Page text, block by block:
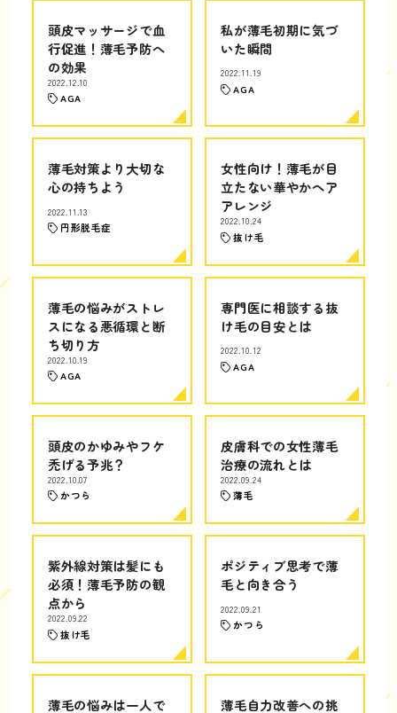
頭皮マッサージで血
行促進！薄毛予防へ
の効果
2022.12.10
AGA
私が薄毛初期に気づ
いた瞬間
2022.11.19
AGA
薄毛対策より大切な
心の持ちよう
2022.11.13
円形脱毛症
女性向け！薄毛が目
立たない華やかヘア
アレンジ
2022.10.24
抜け毛
薄毛の悩みがストレ
スになる悪循環と断
ち切り方
2022.10.19
AGA
専門医に相談する抜
け毛の目安とは
2022.10.12
AGA
頭皮のかゆみやフケ
禿げる予兆？
2022.10.07
かつら
皮膚科での女性薄毛
治療の流れとは
2022.09.24
薄毛
紫外線対策は髪にも
必須！薄毛予防の観
点から
2022.09.22
抜け毛
ポジティブ思考で薄
毛と向き合う
2022.09.21
かつら
薄毛の悩みは一人で 薄毛自力改善への挑